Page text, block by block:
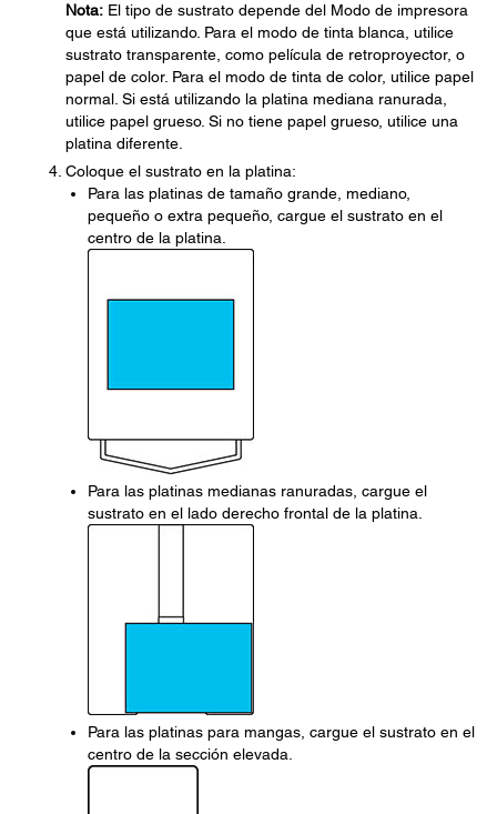
Nota: El tipo de sustrato depende del Modo de impresora
que está utilizando. Para el modo de tinta blanca, utilice
sustrato transparente, como película de retroproyector, o
papel de color. Para el modo de tinta de color, utilice papel
normal. Si está utilizando la platina mediana ranurada,
utilice papel grueso. Si no tiene papel grueso, utilice una
platina diferente.
Coloque el sustrato en la platina:
Para las platinas de tamaño grande, mediano,
pequeño o extra pequeño, cargue el sustrato en el
centro de la platina.
Para las platinas medianas ranuradas, cargue el
sustrato en el lado derecho frontal de la platina.
Para las platinas para mangas, cargue el sustrato en el
centro de la sección elevada.